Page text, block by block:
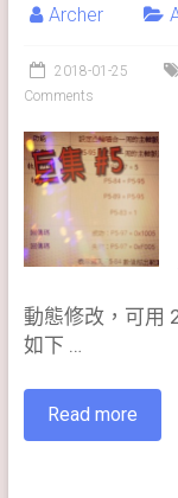
Archer
2018-01-25
Comments
動態修改，可用
如下 …
Read more